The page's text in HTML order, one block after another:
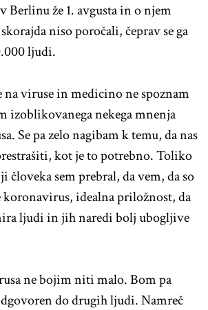
Berlinu že 1. avgusta in o njem
niso poročali, čeprav se ga
ljudi.
na viruse in medicino ne spoznam
izoblikovanega nekega mnenja
Se pa zelo nagibam k temu, da nas
kot je to potrebno. Toliko
sem prebral, da vem, da so
idealna priložnost, da
ljudi in jih naredi bolj ubogljive
ne bojim niti malo. Bom pa
do drugih ljudi. Namreč